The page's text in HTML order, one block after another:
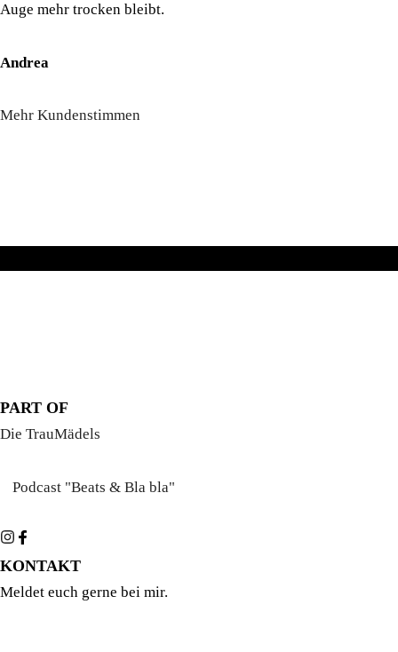
Auge mehr trocken bleibt.
Andrea
Mehr Kundenstimmen
PART OF
Die TrauMädels
Podcast "Beats & Bla bla"
KONTAKT
Meldet euch gerne bei mir.